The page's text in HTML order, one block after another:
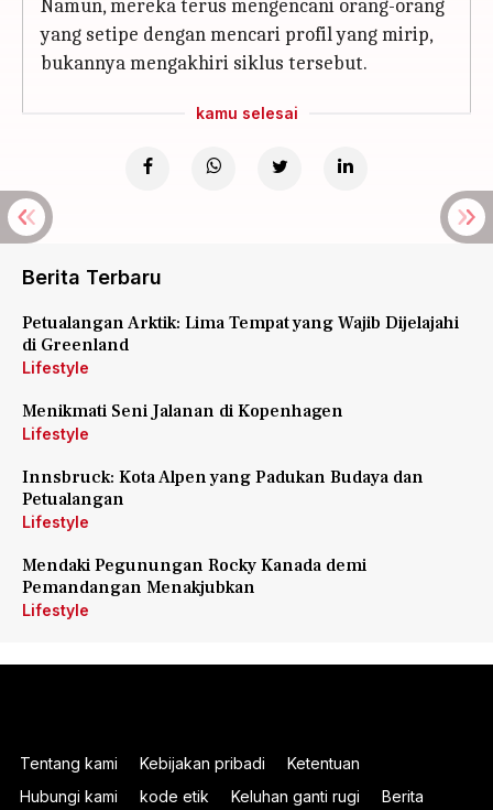
Namun, mereka terus mengencani orang-orang
yang setipe dengan mencari profil yang mirip,
bukannya mengakhiri siklus tersebut.
kamu selesai
Berita Terbaru
Petualangan Arktik: Lima Tempat yang Wajib Dijelajahi
di Greenland
Lifestyle
Menikmati Seni Jalanan di Kopenhagen
Lifestyle
Innsbruck: Kota Alpen yang Padukan Budaya dan
Petualangan
Lifestyle
Mendaki Pegunungan Rocky Kanada demi
Pemandangan Menakjubkan
Lifestyle
Tentang kami Kebijakan pribadi
Ketentuan
Hubungi kami
kode etik Keluhan ganti rugi Berita